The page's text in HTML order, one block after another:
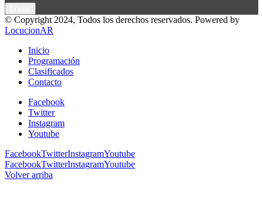
© Copyright 2024, Todos los derechos reservados. Powered by
LocucionAR
Inicio
Programación
Clasificados
Contacto
Facebook
Twitter
Instagram
Youtube
FacebookTwitterInstagramYoutube
FacebookTwitterInstagramYoutube
Volver arriba